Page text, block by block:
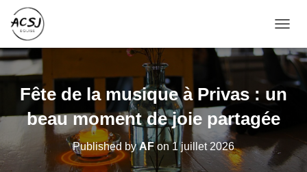
U
R
R
M
Fête de la musique à Privas : un
beau moment de joie partagée
Published byAFon1 juillet 2026